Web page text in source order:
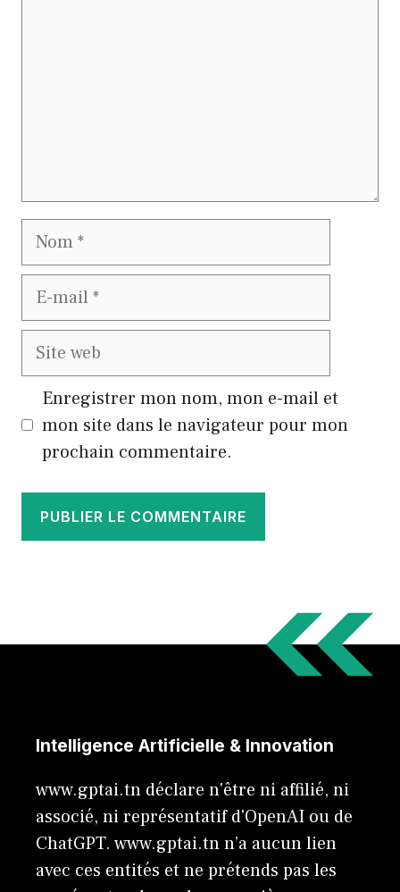
Nom
E-
Site
Enregistrer mon nom, mon e-mail et
mon site dans le navigateur pour mon
prochain commentaire.
Intelligence Artificielle & Innovation
www.gptai.tn déclare n'être ni affilié, ni
associé, ni représentatif d'OpenAI ou de
ChatGPT. www.gptai.tn n’a aucun lien
avec ces entités et ne prétends pas les